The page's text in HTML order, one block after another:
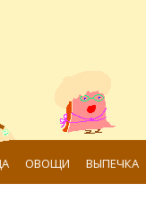
ОВОЩИ ВЫПЕЧКА